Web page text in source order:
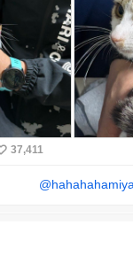
37,411
@